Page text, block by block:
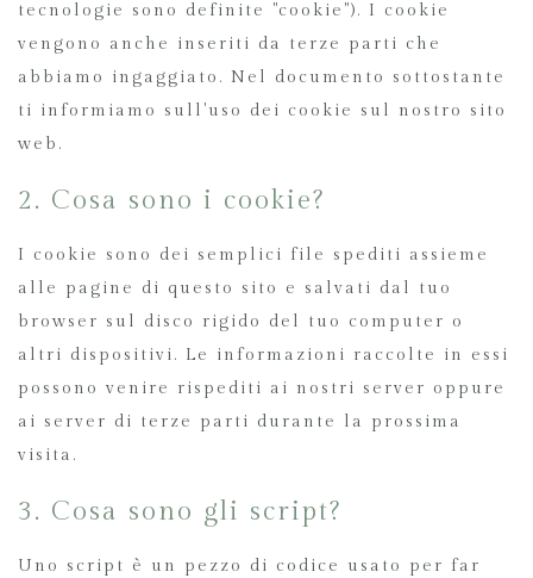
tecnologie sono definite "cookie"). I cookie
vengono anche inseriti da terze parti che
abbiamo ingaggiato. Nel documento sottostante
ti informiamo sull'uso dei cookie sul nostro sito
web.
2. Cosa sono i cookie?
I cookie sono dei semplici file spediti assieme
alle pagine di questo sito e salvati dal tuo
browser sul disco rigido del tuo computer o
altri dispositivi. Le informazioni raccolte in essi
possono venire rispediti ai nostri server oppure
ai server di terze parti durante la prossima
visita.
3. Cosa sono gli script?
Uno script è un pezzo di codice usato per far